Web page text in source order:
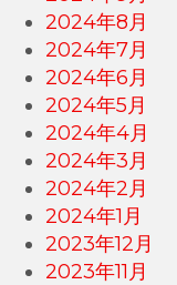
2024年8月
2024年7月
2024年6月
2024年5月
2024年4月
2024年3月
2024年2月
2024年1月
2023年12月
2023年11月